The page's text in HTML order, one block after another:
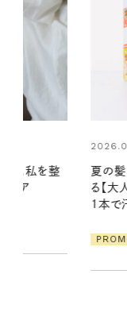
レッシュす
プー】 この
真夏に
やりジ
地よく